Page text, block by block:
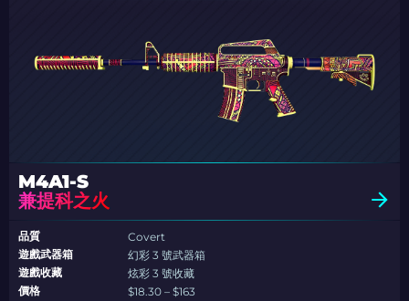
M4A1-S
兼提科之火
品質
Covert
遊戲武器箱
幻彩 3 號武器箱
遊戲收藏
炫彩 3 號收藏
價格
$18.30 – $163